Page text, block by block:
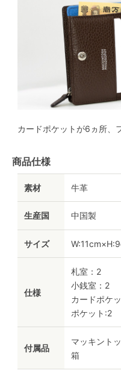
カードポケットが6ヵ所、
商品仕様
素材 牛革
生産国 中国製
サイズ
仕様
札室：2
小銭室：2
カードポケ
ポケット:2
付属品
マッキント
箱